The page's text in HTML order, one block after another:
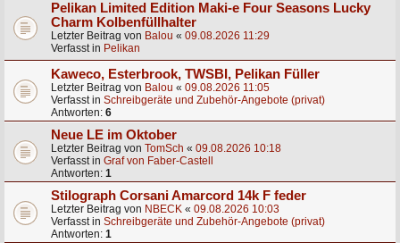
Pelikan Limited Edition Maki-e Four Seasons Lucky
Charm Kolbenfüllhalter
Letzter Beitrag von Balou « 09.08.2026 11:29
Verfasst in Pelikan
Kaweco, Esterbrook, TWSBI, Pelikan Füller
Letzter Beitrag von Balou « 09.08.2026 11:05
Verfasst in Schreibgeräte und Zubehör-Angebote (privat)
Antworten: 6
Neue LE im Oktober
Letzter Beitrag von TomSch « 09.08.2026 10:18
Verfasst in Graf von Faber-Castell
Antworten: 1
Stilograph Corsani Amarcord 14k F feder
Letzter Beitrag von NBECK « 09.08.2026 10:03
Verfasst in Schreibgeräte und Zubehör-Angebote (privat)
Antworten: 1